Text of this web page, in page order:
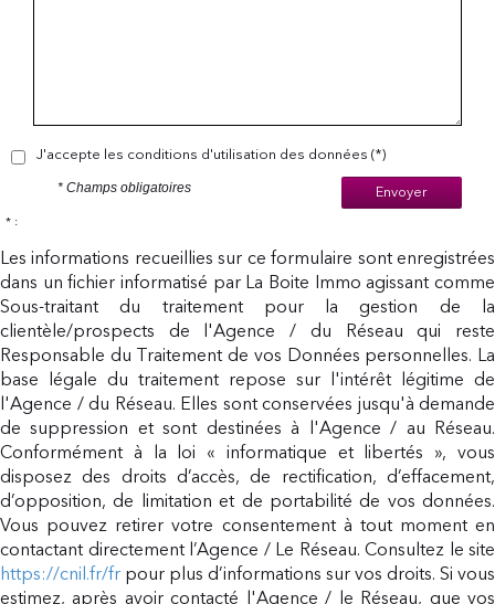
J'accepte les conditions d'utilisation des données (*)
Envoyer
* Champs obligatoires
* :
Les informations recueillies sur ce formulaire sont enregistrées
dans un fichier informatisé par La Boite Immo agissant comme
Sous-traitant du traitement pour la gestion de la
clientèle/prospects de l'Agence / du Réseau qui reste
Responsable du Traitement de vos Données personnelles. La
base légale du traitement repose sur l'intérêt légitime de
l'Agence / du Réseau. Elles sont conservées jusqu'à demande
de suppression et sont destinées à l'Agence / au Réseau.
Conformément à la loi « informatique et libertés », vous
disposez des droits d’accès, de rectification, d’effacement,
d’opposition, de limitation et de portabilité de vos données.
Vous pouvez retirer votre consentement à tout moment en
contactant directement l’Agence / Le Réseau. Consultez le site
https://cnil.fr/fr pour plus d’informations sur vos droits. Si vous
estimez, après avoir contacté l'Agence / le Réseau, que vos